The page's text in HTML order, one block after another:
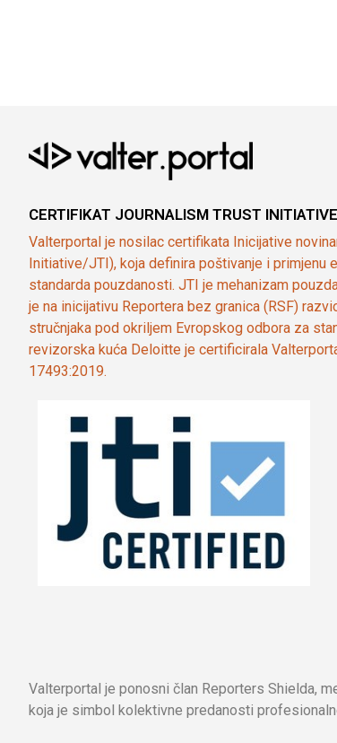
CERTIFIKAT JOURNALISM TRUST INITIATIVE
Valterportal je nosilac certifikata Inicijative
Initiative/JTI), koja definira poštivanje i primjenu
standarda pouzdanosti. JTI je mehanizam
je na inicijativu Reportera bez granica (RSF)
stručnjaka pod okriljem Evropskog odbora za
revizorska kuća Deloitte je certificirala
17493:2019.
Valterportal je ponosni član Reporters Shielda,
koja je simbol kolektivne predanosti